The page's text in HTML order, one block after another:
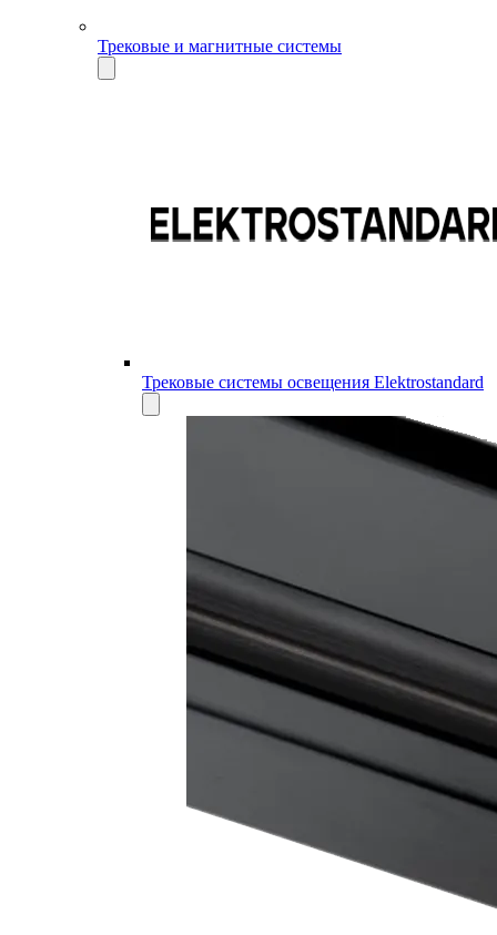
Трековые и магнитные системы
Трековые системы освещения Elektrostandard